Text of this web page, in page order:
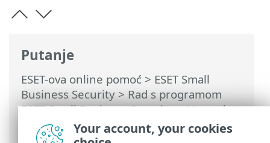
Putanje
ESET-ova online pomoć > ESET Small
Business Security>Rad s programom
ESET Small Business Security>Napredno
podešavanje>Zaštite>Zaštita pristupa
mreži> IP skupovi
> Uređivanje IP
Your account, your cookies